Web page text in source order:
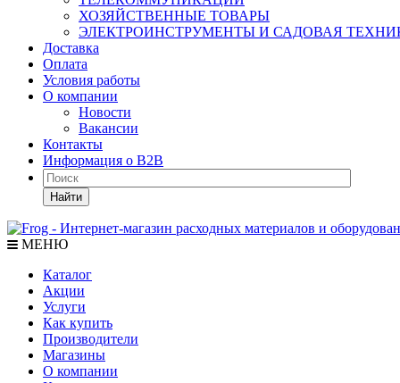
ХОЗЯЙСТВЕННЫЕ ТОВАРЫ
ЭЛЕКТРОИНСТРУМЕНТЫ И САДОВАЯ
Доставка
Оплата
Условия работы
О компании
Новости
Вакансии
Контакты
Информация о B2B
Найти
МЕНЮ
Каталог
Акции
Услуги
Как купить
Производители
Магазины
О компании